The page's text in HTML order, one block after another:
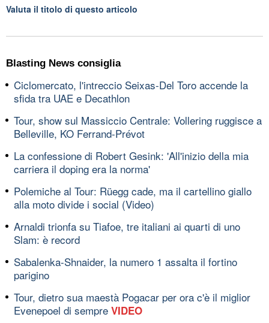
Valuta il titolo di questo articolo
Blasting News consiglia
Ciclomercato, l'intreccio Seixas-Del Toro accende la
sfida tra UAE e Decathlon
Tour, show sul Massiccio Centrale: Vollering ruggisce a
Belleville, KO Ferrand-Prévot
La confessione di Robert Gesink: 'All'inizio della mia
carriera il doping era la norma'
Polemiche al Tour: Rüegg cade, ma il cartellino giallo
alla moto divide i social (Video)
Arnaldi trionfa su Tiafoe, tre italiani ai quarti di uno
Slam: è record
Sabalenka-Shnaider, la numero 1 assalta il fortino
parigino
Tour, dietro sua maestà Pogacar per ora c'è il miglior
Evenepoel di sempre VIDEO